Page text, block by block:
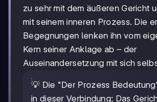
zu sehr mit dem äußeren Gericht
mit seinem inneren Prozess. Die
Begegnungen lenken ihn vom
Kern seiner Anklage ab – der
Auseinandersetzung mit sich
💡 Die "Der Prozess
in dieser Verbindung: Das